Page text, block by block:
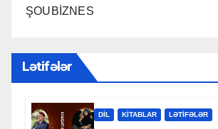
ŞOUBİZNES
Lətifələr
DİL KİTABLAR LƏTIFƏLƏR